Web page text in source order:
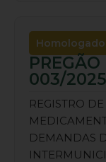
Homologado
PREGÃO
003/2025
REGISTRO
DEMANDAS